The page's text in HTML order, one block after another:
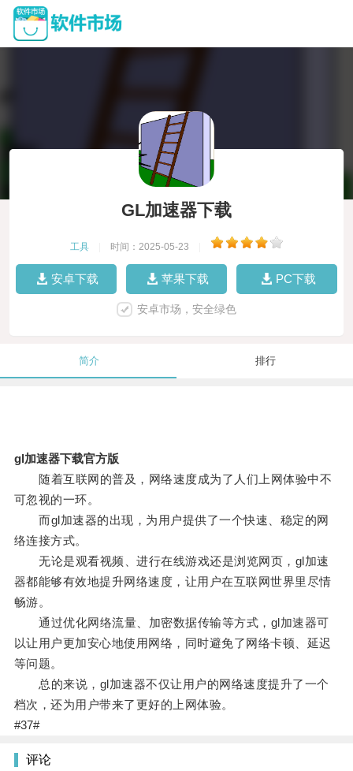
GL加速器下载
工具 时间：2025-05-23
安卓下载 苹果下载 PC下载
安卓市场，安全绿色
简介 排行
gl加速器下载官方版
随着互联网的普及，网络速度成为了人们上网体验中不
可忽视的一环。
而gl加速器的出现，为用户提供了一个快速、稳定的网
络连接方式。
无论是观看视频、进行在线游戏还是浏览网页，gl加速
器都能够有效地提升网络速度，让用户在互联网世界里尽情
畅游。
通过优化网络流量、加密数据传输等方式，gl加速器可
以让用户更加安心地使用网络，同时避免了网络卡顿、延迟
等问题。
总的来说，gl加速器不仅让用户的网络速度提升了一个
档次，还为用户带来了更好的上网体验。
#37#
评论